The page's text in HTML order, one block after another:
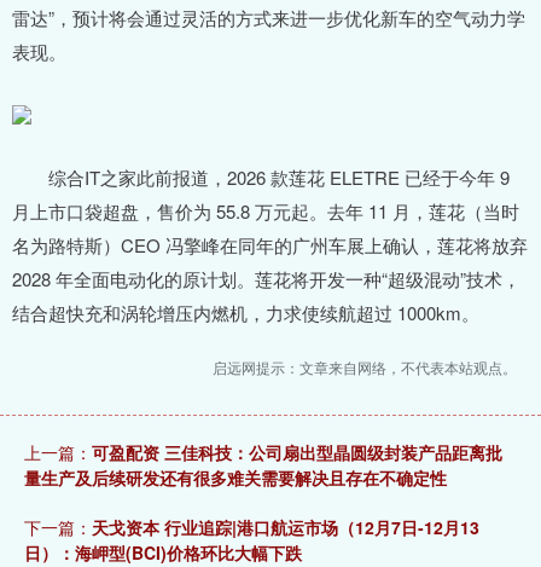
雷达”，预计将会通过灵活的方式来进一步优化新车的空气动力学
表现。
综合IT之家此前报道，2026 款莲花 ELETRE 已经于今年 9
月上市口袋超盘，售价为 55.8 万元起。去年 11 月，莲花（当时
名为路特斯）CEO 冯擎峰在同年的广州车展上确认，莲花将放弃
2028 年全面电动化的原计划。莲花将开发一种“超级混动”技术，
结合超快充和涡轮增压内燃机，力求使续航超过 1000km。
启远网提示：文章来自网络，不代表本站观点。
上一篇： 可盈配资 三佳科技：公司扇出型晶圆级封装产品距离批
量生产及后续研发还有很多难关需要解决且存在不确定性
下一篇： 天戈资本 行业追踪|港口航运市场（12月7日-12月13
日）：海岬型(BCI)价格环比大幅下跌